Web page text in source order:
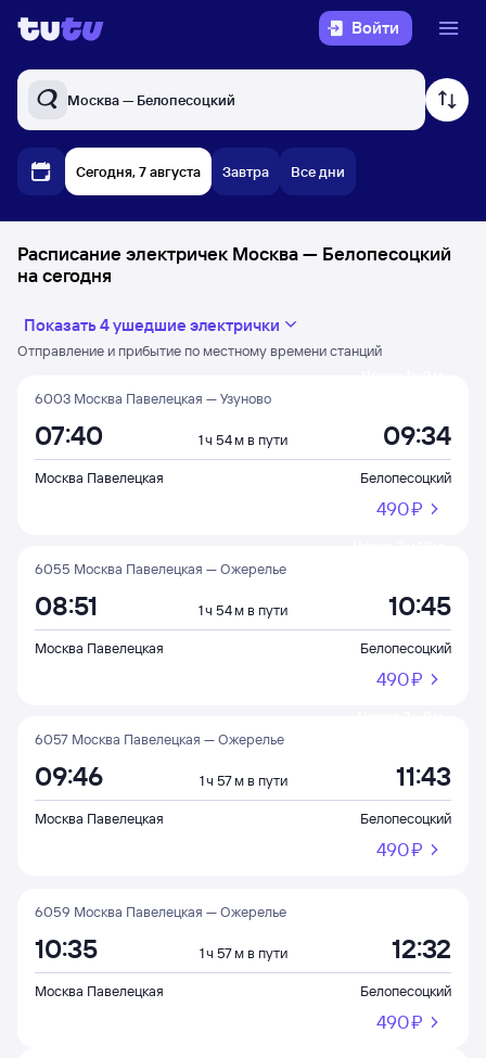
Войти
Москва — Белопесоцкий
Сегодня, 7 августа Завтра Все дни
Расписание электричек Москва — Белопесоцкий
на сегодня
Показать 4 ушедшие электрички
Отправление и прибытие по местному времени станций
6003 Москва Павелецкая — Узуново
07:40 1 ч 54 м в пути 09:34
Москва Павелецкая Белопесоцкий
490 ⁠₽
6055 Москва Павелецкая — Ожерелье
08:51 1 ч 54 м в пути 10:45
Москва Павелецкая Белопесоцкий
490 ⁠₽
6057 Москва Павелецкая — Ожерелье
09:46 1 ч 57 м в пути 11:43
Москва Павелецкая Белопесоцкий
490 ⁠₽
6059 Москва Павелецкая — Ожерелье
10:35 1 ч 57 м в пути 12:32
Москва Павелецкая Белопесоцкий
490 ⁠₽